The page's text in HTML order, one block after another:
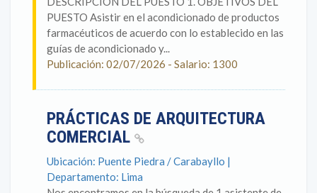
PUESTO Asistir en el acondicionado de productos
farmacéuticos de acuerdo con lo establecido en las
guías de acondicionado y...
Publicación: 02/07/2026 - Salario: 1300
PRÁCTICAS DE ARQUITECTURA
COMERCIAL
Ubicación: Puente Piedra / Carabayllo |
Departamento: Lima